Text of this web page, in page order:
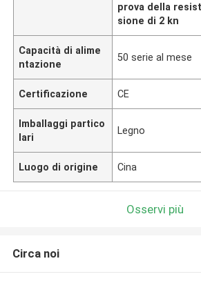
prova della
sione di 2 kn
Capacità di alime
ntazione
50 serie al mese
Certificazione CE
Imballaggi partico
lari
Legno
Luogo di origine Cina
Osservi più
Circa noi